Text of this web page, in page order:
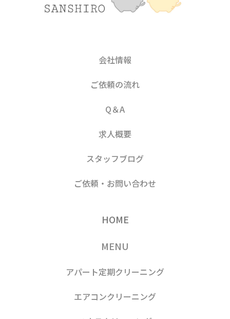
会社情報
ご依頼の流れ
Q＆A
求人概要
スタッフブログ
ご依頼・お問い合わせ
HOME
MENU
アパート定期クリーニング
エアコンクリーニング